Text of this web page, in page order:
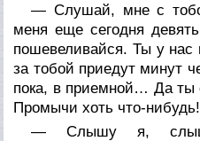
— Слушай, мне с
меня еще сегодня
пошевеливайся. Ты у нас
за тобой приедут минут
пока, в приемной… Да
Промычи хоть что-нибудь!
— Слышу я,